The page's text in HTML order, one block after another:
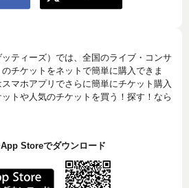
ティーズ）では、全国のライブ・コンサ
チケットをネットで簡単に購入できま
マホアプリでさらに簡単にチケット購入
トや人気のチケットを買う！探す！なら
Storeでダウンロード